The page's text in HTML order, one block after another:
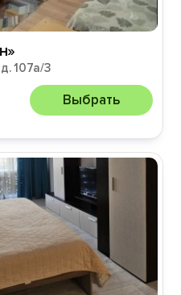
107а/3
Выбрать